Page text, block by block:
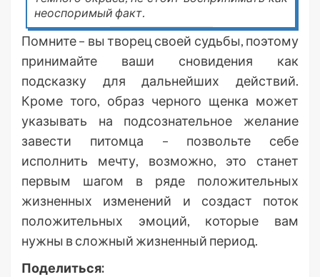
неоспоримый факт.
Помните – вы творец своей судьбы, поэтому
принимайте ваши сновидения как
подсказку для дальнейших действий.
Кроме того, образ черного щенка может
указывать на подсознательное желание
завести питомца – позвольте себе
исполнить мечту, возможно, это станет
первым шагом в ряде положительных
жизненных изменений и создаст поток
положительных эмоций, которые вам
нужны в сложный жизненный период.
Поделиться: